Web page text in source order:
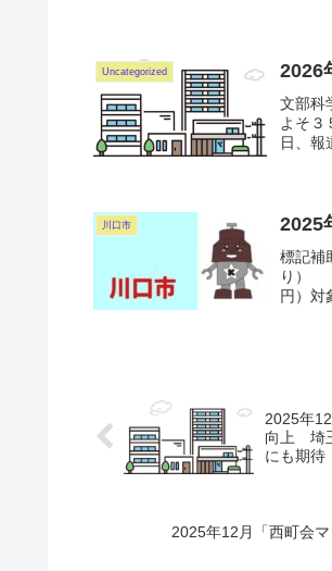
Uncategorized 2026
文部科
よそ３
日、報
川口市 2025
標記補
り）
円）対
2025年
向上 埼
にも期待
2025年12月「西町会